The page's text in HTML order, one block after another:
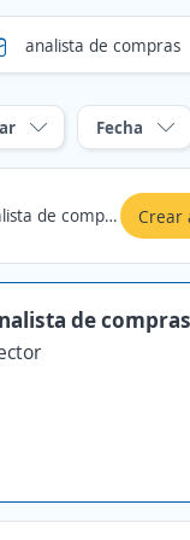
Fecha
en Bogotá, D.C. Crear
de compras